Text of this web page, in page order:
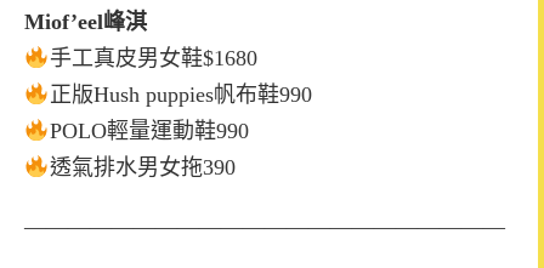
Miof’eel峰淇
手工真皮男女鞋$1680
正版Hush puppies帆布鞋990
POLO輕量運動鞋990
透氣排水男女拖390
——————————————————————